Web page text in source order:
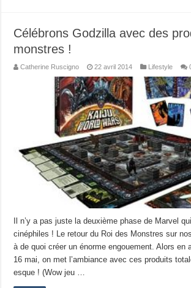
Célébrons Godzilla avec des
monstres !
Catherine Ruscigno 22 avril 2014 Lifestyle
Il n’y a pas juste la deuxième phase de Marvel
cinéphiles ! Le retour du Roi des Monstres sur
à de quoi créer un énorme engouement. Alors en
16 mai, on met l’ambiance avec ces produits
esque ! (Wow jeu …